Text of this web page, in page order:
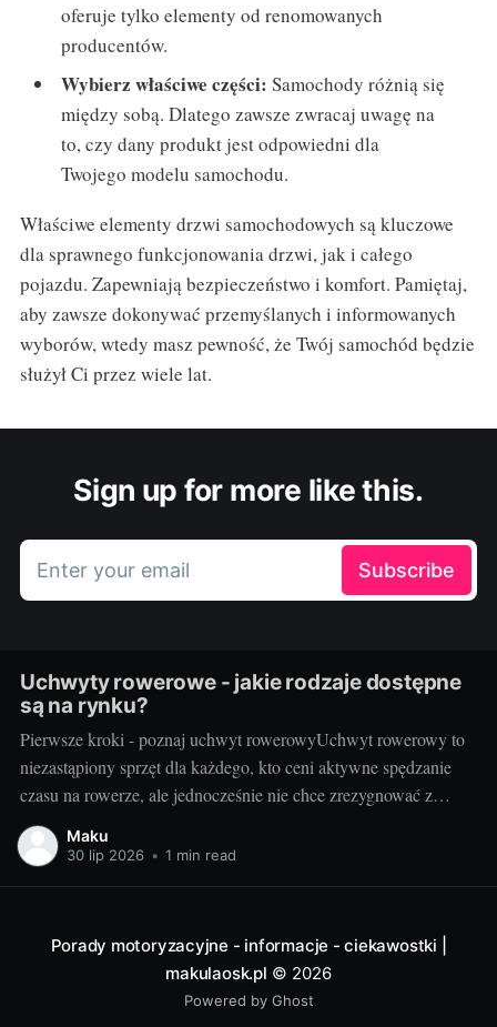
oferuje tylko elementy od renomowanych
producentów.
Wybierz właściwe części: Samochody różnią się
między sobą. Dlatego zawsze zwracaj uwagę na
to, czy dany produkt jest odpowiedni dla
Twojego modelu samochodu.
Właściwe elementy drzwi samochodowych są kluczowe
dla sprawnego funkcjonowania drzwi, jak i całego
pojazdu. Zapewniają bezpieczeństwo i komfort. Pamiętaj,
aby zawsze dokonywać przemyślanych i informowanych
wyborów, wtedy masz pewność, że Twój samochód będzie
służył Ci przez wiele lat.
Sign up for more like this.
Enter your email Subscribe
Uchwyty rowerowe - jakie rodzaje dostępne
są na rynku?
Pierwsze kroki - poznaj uchwyt rowerowyUchwyt rowerowy to
niezastąpiony sprzęt dla każdego, kto ceni aktywne spędzanie
czasu na rowerze, ale jednocześnie nie chce zrezygnować z
wygodnej podróży samochodem. Dzięki takim urządzeniom,
możemy bezproblemowo przewieźć rower na dachu samochodu
Maku
30 lip 2026 • 1 min read
Porady motoryzacyjne - informacje - ciekawostki |
makulaosk.pl © 2026
Powered by Ghost